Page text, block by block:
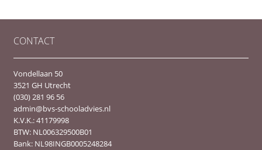
CONTACT
Vondellaan 50
3521 GH Utrecht
(030) 281 96 56
admin@bvs-schooladvies.nl
K.V.K.: 41179998
BTW: NL006329500B01
Bank: NL98INGB0005248284